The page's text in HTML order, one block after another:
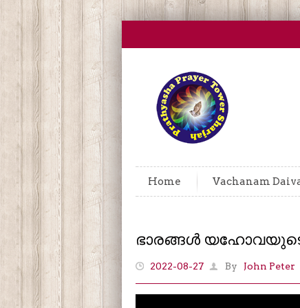
Home Vachanam
ഭാരങ്ങൾ
2022-08-27 By John Peter